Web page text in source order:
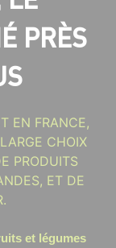
PRÈS
EN FRANCE,
CHOIX
PRODUITS
ET DE
et légumes